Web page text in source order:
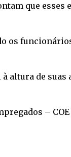
que esses
os
altura de suas
–